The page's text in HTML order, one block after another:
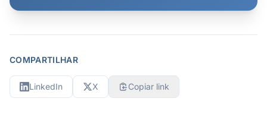
COMPARTILHAR
LinkedIn X Copiar link